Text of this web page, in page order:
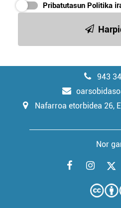
Pribatutasun Politika
943
Nafarroa etorbidea 26,
Nor